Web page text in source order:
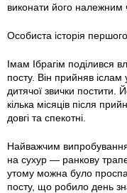
виконати його належним
Особиста історія
Імам Ібрагім поділився
посту. Він прийняв
дитячої звички
кілька місяців після
довгі та спекотні.
Найважчим
на сухур — ранкову
утому можна було
посту, що робило день